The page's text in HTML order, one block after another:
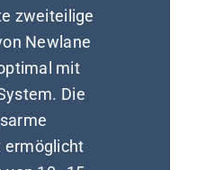
zweiteilige
Newlane
mit
Die
ermöglicht